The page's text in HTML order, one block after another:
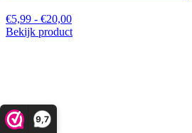
9,7
€5,99 - €20,00
Bekijk product